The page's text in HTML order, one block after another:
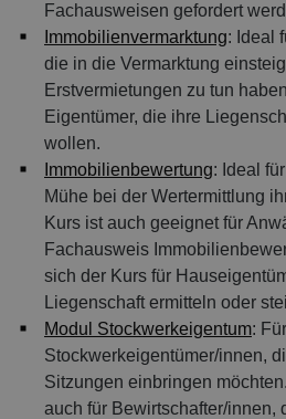
Fachausweisen gefordert
Immobilienvermarktung: Ideal
die in die Vermarktung
Erstvermietungen zu tun
Eigentümer, die ihre
wollen.
Immobilienbewertung: Ideal
Mühe bei der Wertermittlung
Kurs ist auch geeignet für
Fachausweis
sich der Kurs für
Liegenschaft ermitteln oder
Modul Stockwerkeigentum: Für
Stockwerkeigentümer/innen,
Sitzungen einbringen
auch für Bewirtschafter/innen,